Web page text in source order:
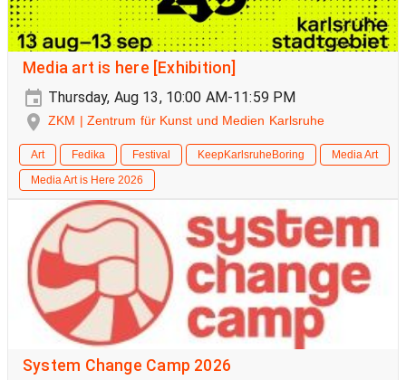
Media art is here [Exhibition]
Thursday, Aug 13, 10:00 AM-11:59 PM
ZKM | Zentrum für Kunst und Medien Karlsruhe
Art Fedika Festival KeepKarlsruheBoring
Media Art
Media Art is Here 2026
System Change Camp 2026